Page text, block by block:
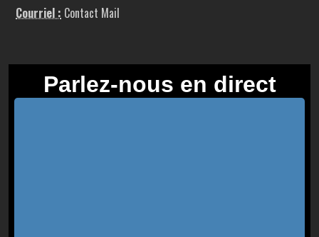
Courriel : Contact Mail